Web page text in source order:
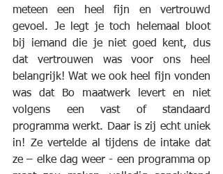
meteen een heel fijn en vertrouwd
gevoel. Je legt je toch helemaal bloot
bij iemand die je niet goed kent, dus
dat vertrouwen was voor ons heel
belangrijk! Wat we ook heel fijn vonden
was dat Bo maatwerk levert en niet
volgens een vast of standaard
programma werkt. Daar is zij echt uniek
in! Ze vertelde al tijdens de intake dat
ze – elke dag weer - een programma op